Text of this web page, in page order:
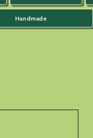
Handmade